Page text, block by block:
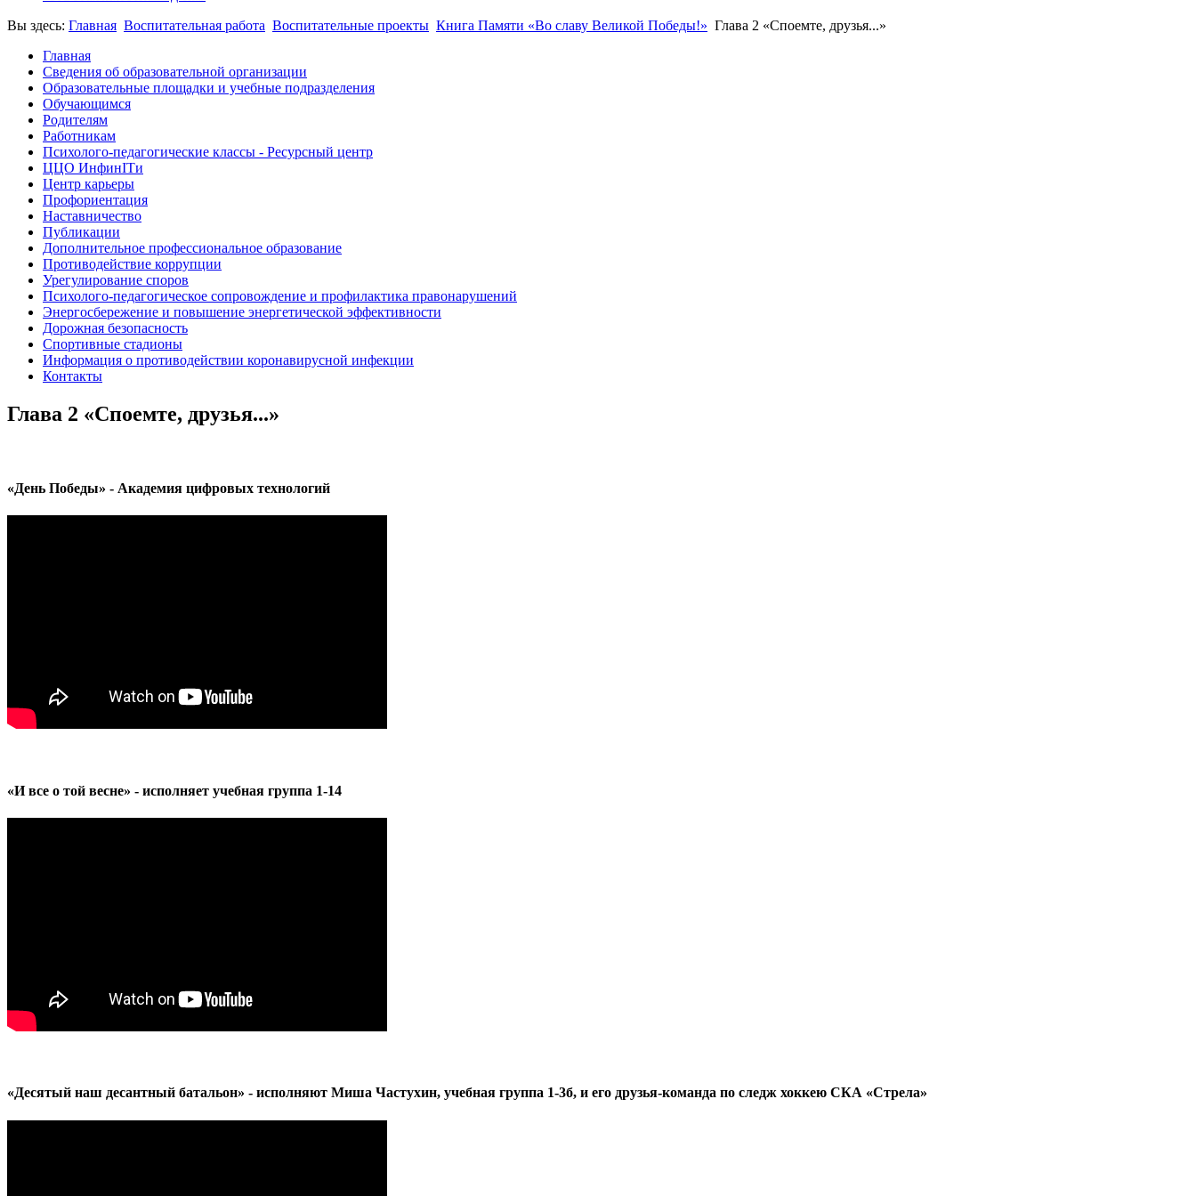
Вы здесь: Главная Воспитательная работа Воспитательные проекты Книга Памяти «Во славу Великой Победы!» Глава 2 «Споемте, друзья...»
Главная
Сведения об образовательной организации
Образовательные площадки и учебные подразделения
Обучающимся
Родителям
Работникам
Психолого-педагогические классы - Ресурсный центр
ЦЦО ИнфинITи
Центр карьеры
Профориентация
Наставничество
Публикации
Дополнительное профессиональное образование
Противодействие коррупции
Урегулирование споров
Психолого-педагогическое сопровождение и профилактика правонарушений
Энергосбережение и повышение энергетической эффективности
Дорожная безопасность
Спортивные стадионы
Информация о противодействии коронавирусной инфекции
Контакты
Глава 2 «Споемте, друзья...»
«День Победы» - Академия цифровых технологий
«И все о той весне» - исполняет учебная группа 1-14
«Десятый наш десантный батальон» - исполняют Миша Частухин, учебная группа 1-3б, и его друзья-команда по следж хоккею СКА «Стрела»